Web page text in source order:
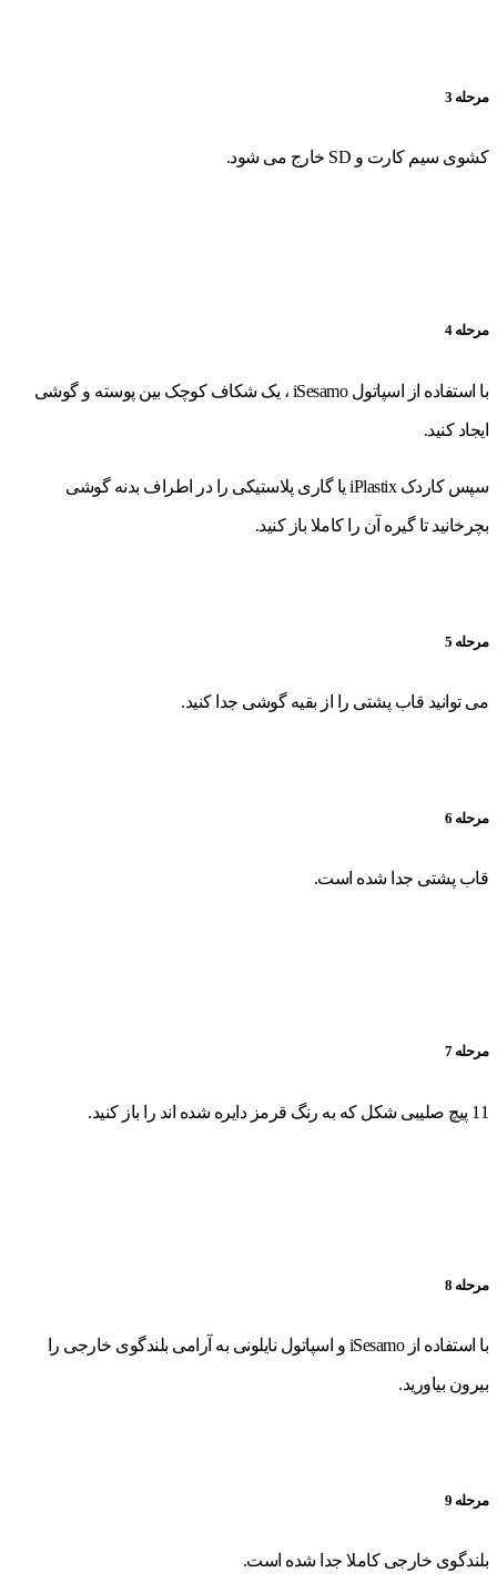
مرحله 3
کشوی سیم کارت و SD خارج می شود.
مرحله 4
با استفاده از اسپاتول iSesamo ، یک شکاف کوچک بین پوسته و گوشی
ایجاد کنید.
سپس کاردک iPlastix یا گاری پلاستیکی را در اطراف بدنه گوشی
بچرخانید تا گیره آن را کاملا باز کنید.
مرحله 5
می توانید قاب پشتی را از بقیه گوشی جدا کنید.
مرحله 6
قاب پشتی جدا شده است.
مرحله 7
11 پیچ صلیبی شکل که به رنگ قرمز دایره شده اند را باز کنید.
مرحله 8
با استفاده از iSesamo و اسپاتول نایلونی به آرامی بلندگوی خارجی را
بیرون بیاورید.
مرحله 9
بلندگوی خارجی کاملا جدا شده است.